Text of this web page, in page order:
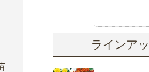
ラインア